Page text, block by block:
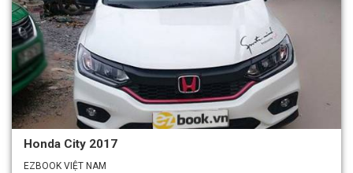
Honda City 2017
EZBOOK VIỆT NAM